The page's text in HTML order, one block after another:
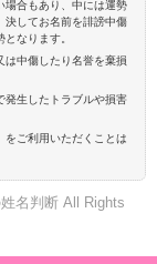
場合もあり、中には運勢
決してお名前を誹謗中傷
なります。
は中傷したり名誉を棄損
発生したトラブルや損害
をご利用いただくことは
名判断 All Rights